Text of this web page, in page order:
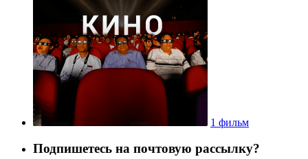
1 фильм
Подпишетесь на почтовую рассылку?